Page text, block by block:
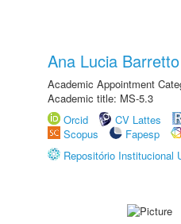
Ana Lucia
Academic Appointment
Academic title: MS-5.3
Orcid
CV Lattes
Scopus
Fapesp
Repositório Institucional